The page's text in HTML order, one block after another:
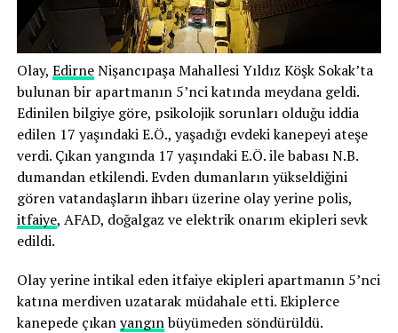
Olay, EdirneNişancıpaşa Mahallesi Yıldız Köşk Sokak’ta
bulunan bir apartmanın 5’nci katında meydana geldi.
Edinilen bilgiye göre, psikolojik sorunları olduğu iddia
edilen 17 yaşındaki E.Ö., yaşadığı evdeki kanepeyi ateşe
verdi. Çıkan yangında 17 yaşındaki E.Ö. ile babası N.B.
dumandan etkilendi. Evden dumanların yükseldiğini
gören vatandaşların ihbarı üzerine olay yerine polis,
itfaiye, AFAD, doğalgaz ve elektrik onarım ekipleri sevk
edildi.
Olay yerine intikal eden itfaiye ekipleri apartmanın 5’nci
katına merdiven uzatarak müdahale etti. Ekiplerce
kanepede çıkanyangınbüyümeden söndürüldü.